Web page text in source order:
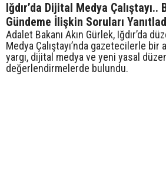
Iğdır’da Dijital Medya Çalıştayı..
Gündeme İlişkin Soruları
Adalet Bakanı Akın Gürlek, Iğdır’da
Medya Çalıştayı’nda gazetecilerle bir
yargı, dijital medya ve yeni yasal
değerlendirmelerde bulundu.